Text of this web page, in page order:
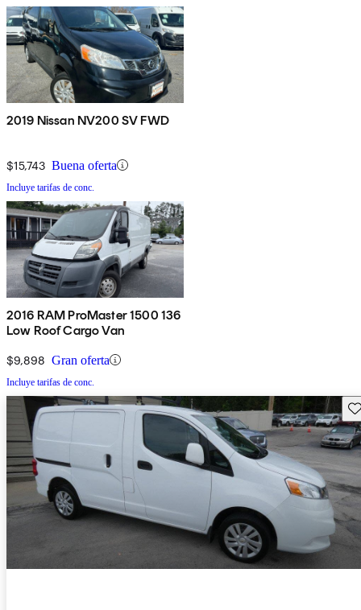
2019 Nissan NV200 SV FWD
$15,743 Buena oferta
Incluye tarifas de conc.
2016 RAM ProMaster 1500 136
Low Roof Cargo Van
$9,898 Gran oferta
Incluye tarifas de conc.